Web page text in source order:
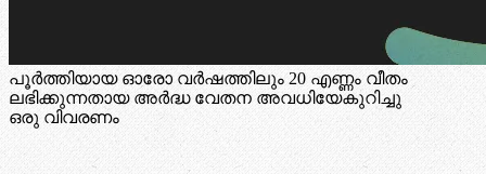
പൂർത്തിയായ ഓരോ വർഷത്തിലും 20 എണ്ണം വീതം
ലഭിക്കുന്നതായ അർദ്ധ വേതന അവധിയേകുറിച്ചു
ഒരു വിവരണം